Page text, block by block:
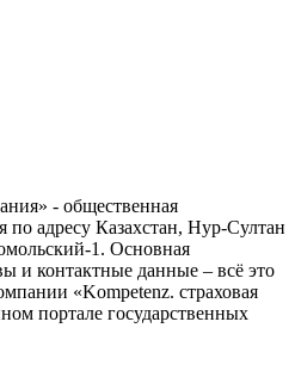
- общественная
по адресу Казахстан, Нур-Султан
1. Основная
и контактные данные – всё это
«Kompetenz. страховая
портале государственных